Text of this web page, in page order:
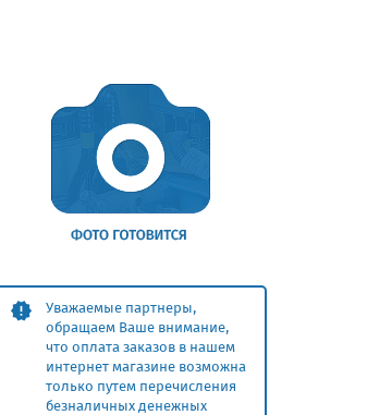
Уважаемые партнеры,
обращаем Ваше внимание,
что оплата заказов в нашем
интернет магазине возможна
только путем перечисления
безналичных денежных